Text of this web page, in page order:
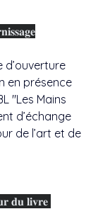
en présence
"Les Mains
d’échange
de l’art et de
𝐝𝐮 𝐥𝐢𝐯𝐫𝐞